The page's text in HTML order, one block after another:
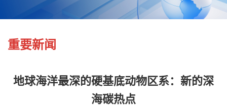
重要新闻
地球海洋最深的硬基底动物区系：新的深
海碳热点